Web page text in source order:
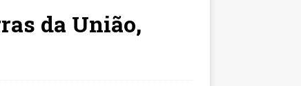
da União,